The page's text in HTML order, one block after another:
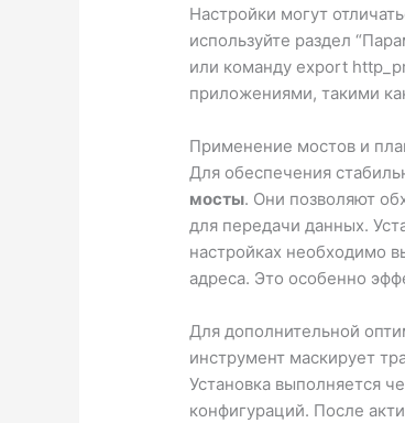
Настройки могут
используйте раздел
или команду export
приложениями, такими
Применение мостов и
Для обеспечения
мосты. Они позволяют
для передачи данных.
настройках необходимо
адреса. Это особенно
Для дополнительной
инструмент маскирует
Установка выполняется
конфигураций. После